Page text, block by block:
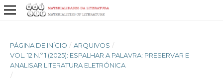
PÁGINA DE INÍCIO / ARQUIVOS /
VOL. 12 N.º 1 (2025): ESPALHAR A PALAVRA: PRESERVAR E
ANALISAR LITERATURA ELETRÓNICA
/